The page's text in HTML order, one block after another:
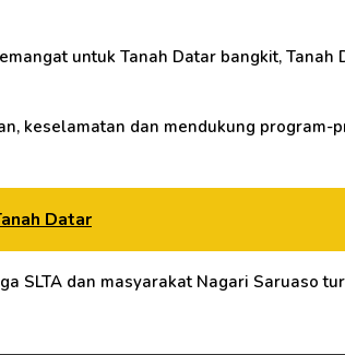
untuk Tanah Datar bangkit, Tanah
keselamatan dan mendukung program-
Datar
SLTA dan masyarakat Nagari Saruaso